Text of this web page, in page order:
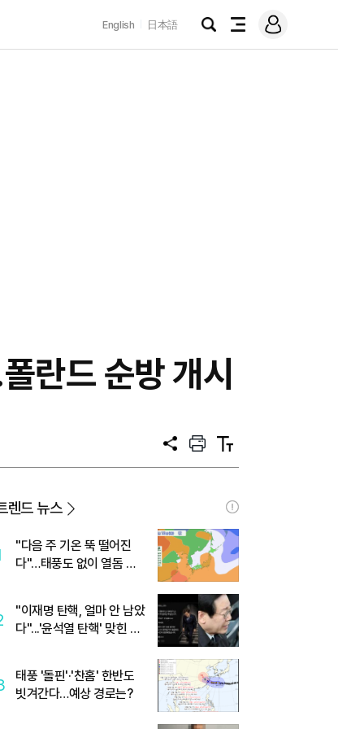
English 日本語
검
전
메
그
란드 순방 개시
공
프
트
텍
트
렌드 뉴스
"다음 주 기온 뚝 떨어진
다"…태풍도 없이 열돔 박
"이재명 탄핵, 얼마 안 남았
다"...'윤석열 탄핵' 맞힌 무
태풍 '돌핀'·'찬홈' 한반도
빗겨간다…예상 경로는?